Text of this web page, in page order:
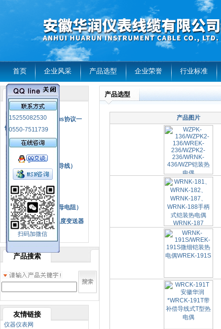
首页 企业风采 产品选型 企业荣誉 行业标准
15255082530
0550-7511739
扫码加微信
产品列表
风电温度传感器
RS485通讯modbus协议一
体化现场智能仪表
热电偶
热电偶补偿电缆（导线）
振动传感器
热电阻
铂热电阻元件（云母电阻）
SBW系列一体化温度变送器
双金属温度计
产品搜索
友情链接
仪器仪表网
产品选型
产品图片